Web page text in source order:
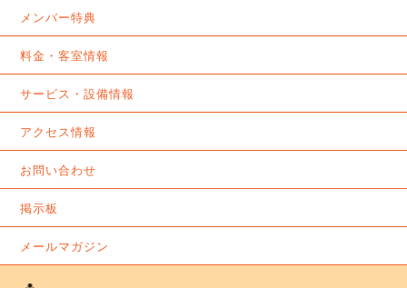
メンバー特典
料金・客室情報
サービス・設備情報
アクセス情報
お問い合わせ
掲示板
メールマガジン